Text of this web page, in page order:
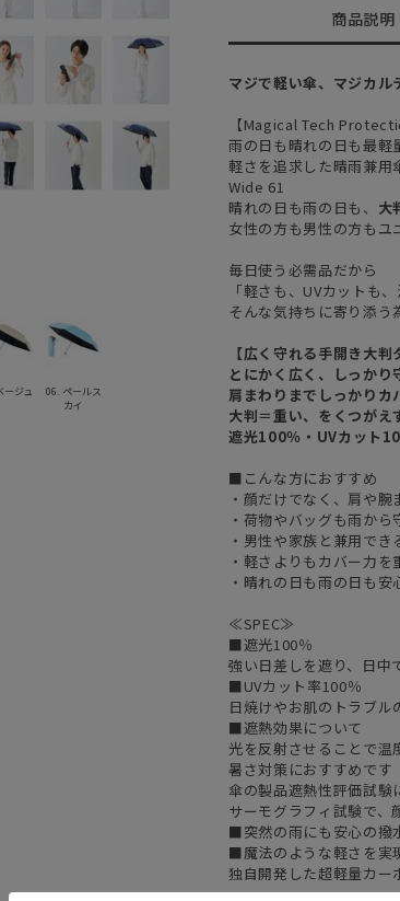
ージュ
06. ペールス
カイ
商品説明
マジで軽い傘、マジカル
【Magical Tech
雨の日も晴れの日も最軽
軽さを追求した晴雨兼用
Wide 61
晴れの日も雨の日も、 大
女性の方も男性の方もユ
毎日使う必需品だから
「軽さも、UVカットも
そんな気持ちに寄り添う
【広く守れる手開き大判
とにかく広く、しっかり
肩まわりまでしっかり
大判＝重い、をくつがえ
遮光100％・UVカット
■こんな方におすすめ
・顔だけでなく、肩や
・荷物やバッグも雨から
・男性や家族と兼用で
・軽さよりもカバー力を
・晴れの日も雨の日も安
≪SPEC≫
■遮光100％
強い日差しを遮り、日中
■UVカット率100％
日焼けやお肌のトラブル
■遮熱効果について
光を反射させることで温
暑さ対策におすすめです
傘の製品遮熱性評価試験
サーモグラフィ試験で
■突然の雨にも安心の撥
■魔法のような軽さを実
独自開発した超軽量カー